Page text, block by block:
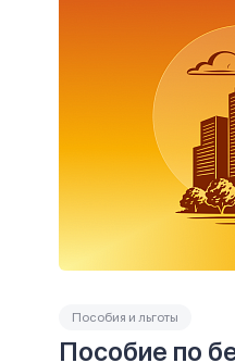
Пособия и льготы
Пособие по